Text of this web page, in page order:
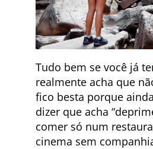
Tudo bem se você já
realmente acha que
fico besta porque
dizer que acha
comer só num
cinema sem